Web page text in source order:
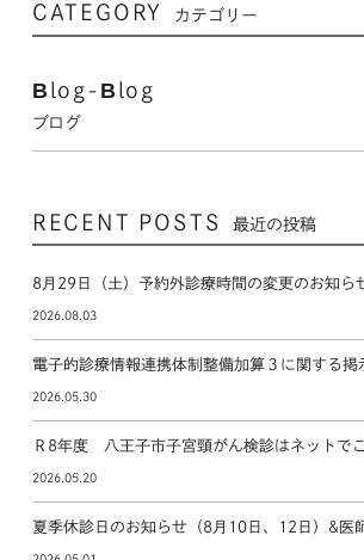
CATEGORY カテゴリー
Blog-Blog
ブログ
RECENT POSTS 最近の投稿
8月29日（土）予約外診療時間の変更のお知ら
2026.08.03
電子的診療情報連携体制整備加算３に関する掲
2026.05.30
Ｒ8年度 八王子市子宮頸がん検診はネットで
2026.05.20
夏季休診日のお知らせ（8月10日、12日）&医